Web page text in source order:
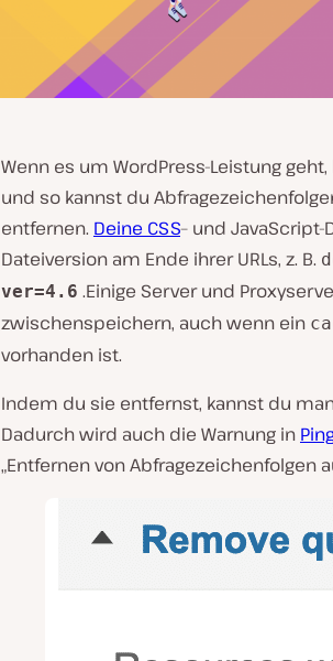
Wenn es um WordPress-Leistung
und so kannst du
entfernen. Deine CSS– und
Dateiversion am Ende ihrer URLs, z. B.
ver=4.6 .Einige Server und
zwischenspeichern, auch wenn ein
vorhanden ist.
Indem du sie entfernst, kannst du
Dadurch wird auch die Warnung in
„Entfernen von Abfragezeichenfolgen